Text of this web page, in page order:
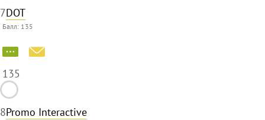
7DOT
Балл: 135
135
8Promo Interactive